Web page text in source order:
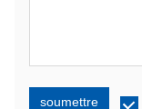
soumettre